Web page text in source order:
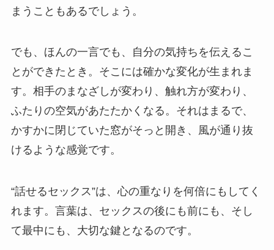
まうこともあるでしょう。
でも、ほんの一言でも、自分の気持ちを伝えるこ
とができたとき。そこには確かな変化が生まれま
す。相手のまなざしが変わり、触れ方が変わり、
ふたりの空気があたたかくなる。それはまるで、
かすかに閉じていた窓がそっと開き、風が通り抜
けるような感覚です。
“話せるセックス”は、心の重なりを何倍にもしてく
れます。言葉は、セックスの後にも前にも、そし
て最中にも、大切な鍵となるのです。